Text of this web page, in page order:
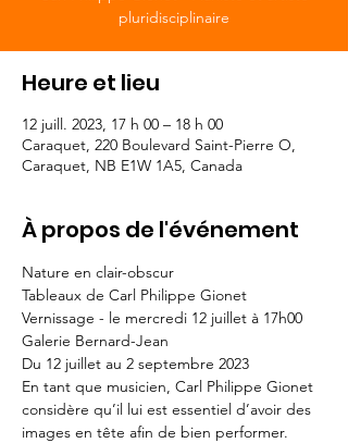
pluridisciplinaire
Heure et lieu
12 juill. 2023, 17 h 00 – 18 h 00
Caraquet, 220 Boulevard Saint-Pierre O,
Caraquet, NB E1W 1A5, Canada
À propos de l'événement
Nature en clair-obscur
Tableaux de Carl Philippe Gionet
Vernissage - le mercredi 12 juillet à 17h00
Galerie Bernard-Jean
Du 12 juillet au 2 septembre 2023
En tant que musicien, Carl Philippe Gionet
considère qu’il lui est essentiel d’avoir des
images en tête afin de bien performer.